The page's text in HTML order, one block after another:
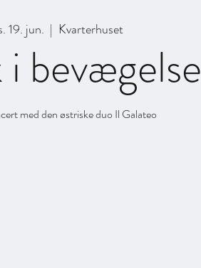
19. jun.
  |
Kvarterhuset
i bevægelse
med den østriske duo Il Galateo